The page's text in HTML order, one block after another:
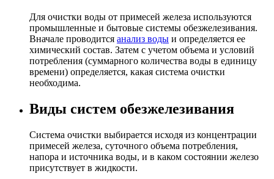
Для очистки воды от примесей железа используются
промышленные и бытовые системы обезжелезивания.
Вначале проводится анализ воды и определяется ее
химический состав. Затем с учетом объема и условий
потребления (суммарного количества воды в единицу
времени) определяется, какая система очистки
необходима.
Виды систем обезжелезивания
Система очистки выбирается исходя из концентрации
примесей железа, суточного объема потребления,
напора и источника воды, и в каком состоянии железо
присутствует в жидкости.